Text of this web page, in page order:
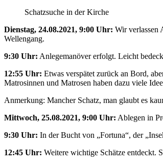
Schatzsuche in der Kirche
Dienstag, 24.08.2021, 9:00 Uhr: Wir verlassen
Wellengang.
9:30 Uhr: Anlegemanöver erfolgt. Leicht
12:55 Uhr: Etwas verspätet zurück an Bord,
Matrosinnen und Matrosen haben dazu viele
Anmerkung: Mancher Schatz, man glaubt es
Mittwoch, 25.08.2021, 9:00 Uhr: Ablegen in
9:30 Uhr: In der Bucht von „Fortuna“, der
12:45 Uhr: Weitere wichtige Schätze entdeckt.